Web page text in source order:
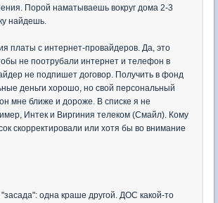
Порой наматываешь вокруг дома 2-3
найдешь.
платы с интернет-провайдеров. Да, это
не поотрубали интернет и телефон в
не подпишет договор. Получить в фонд
деньги хорошо, но свой персональный
мне ближе и дороже. В списке я не
Интек и Виргиния телеком (Смайл). Кому
скорректировали или хотя бы во внимание
одна краше другой. ДОС какой-то